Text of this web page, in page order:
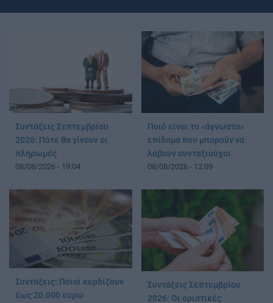
Συντάξεις Σεπτεμβρίου
2026: Πότε θα γίνουν οι
πληρωμές
08/08/2026 - 19:04
Ποιό είναι το «άγνωστο»
επίδομα που μπορούν να
λάβουν συνταξιούχοι
08/08/2026 - 12:09
Συντάξεις: Ποιοί κερδίζουν
έως 20.000 ευρώ
Συντάξεις Σεπτεμβρίου
2026: Οι οριστικές